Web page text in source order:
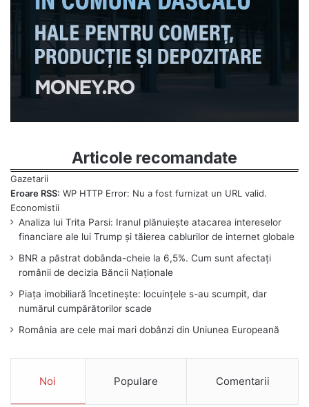
Articole recomandate
Eroare RSS: WP HTTP Error: Nu a fost furnizat un URL valid.
Analiza lui Trita Parsi: Iranul plănuiește atacarea intereselor
financiare ale lui Trump și tăierea cablurilor de internet globale
BNR a păstrat dobânda-cheie la 6,5%. Cum sunt afectați
românii de decizia Băncii Naționale
Piața imobiliară încetinește: locuințele s-au scumpit, dar
numărul cumpărătorilor scade
România are cele mai mari dobânzi din Uniunea Europeană
Noi Populare Comentarii